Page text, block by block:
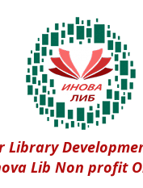
Library
Lib Non profit